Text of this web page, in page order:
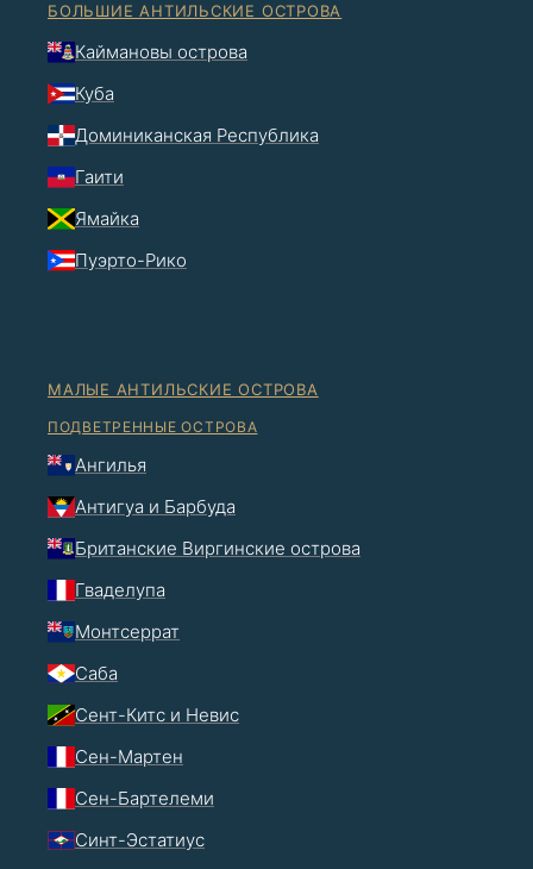
БОЛЬШИЕ АНТИЛЬСКИЕ ОСТРОВА
Каймановы острова
Куба
Доминиканская Республика
Гаити
Ямайка
Пуэрто-Рико
МАЛЫЕ АНТИЛЬСКИЕ ОСТРОВА
ПОДВЕТРЕННЫЕ ОСТРОВА
Ангилья
Антигуа и Барбуда
Британские Виргинские острова
Гваделупа
Монтсеррат
Саба
Сент-Китс и Невис
Сен-Мартен
Сен-Бартелеми
Синт-Эстатиус